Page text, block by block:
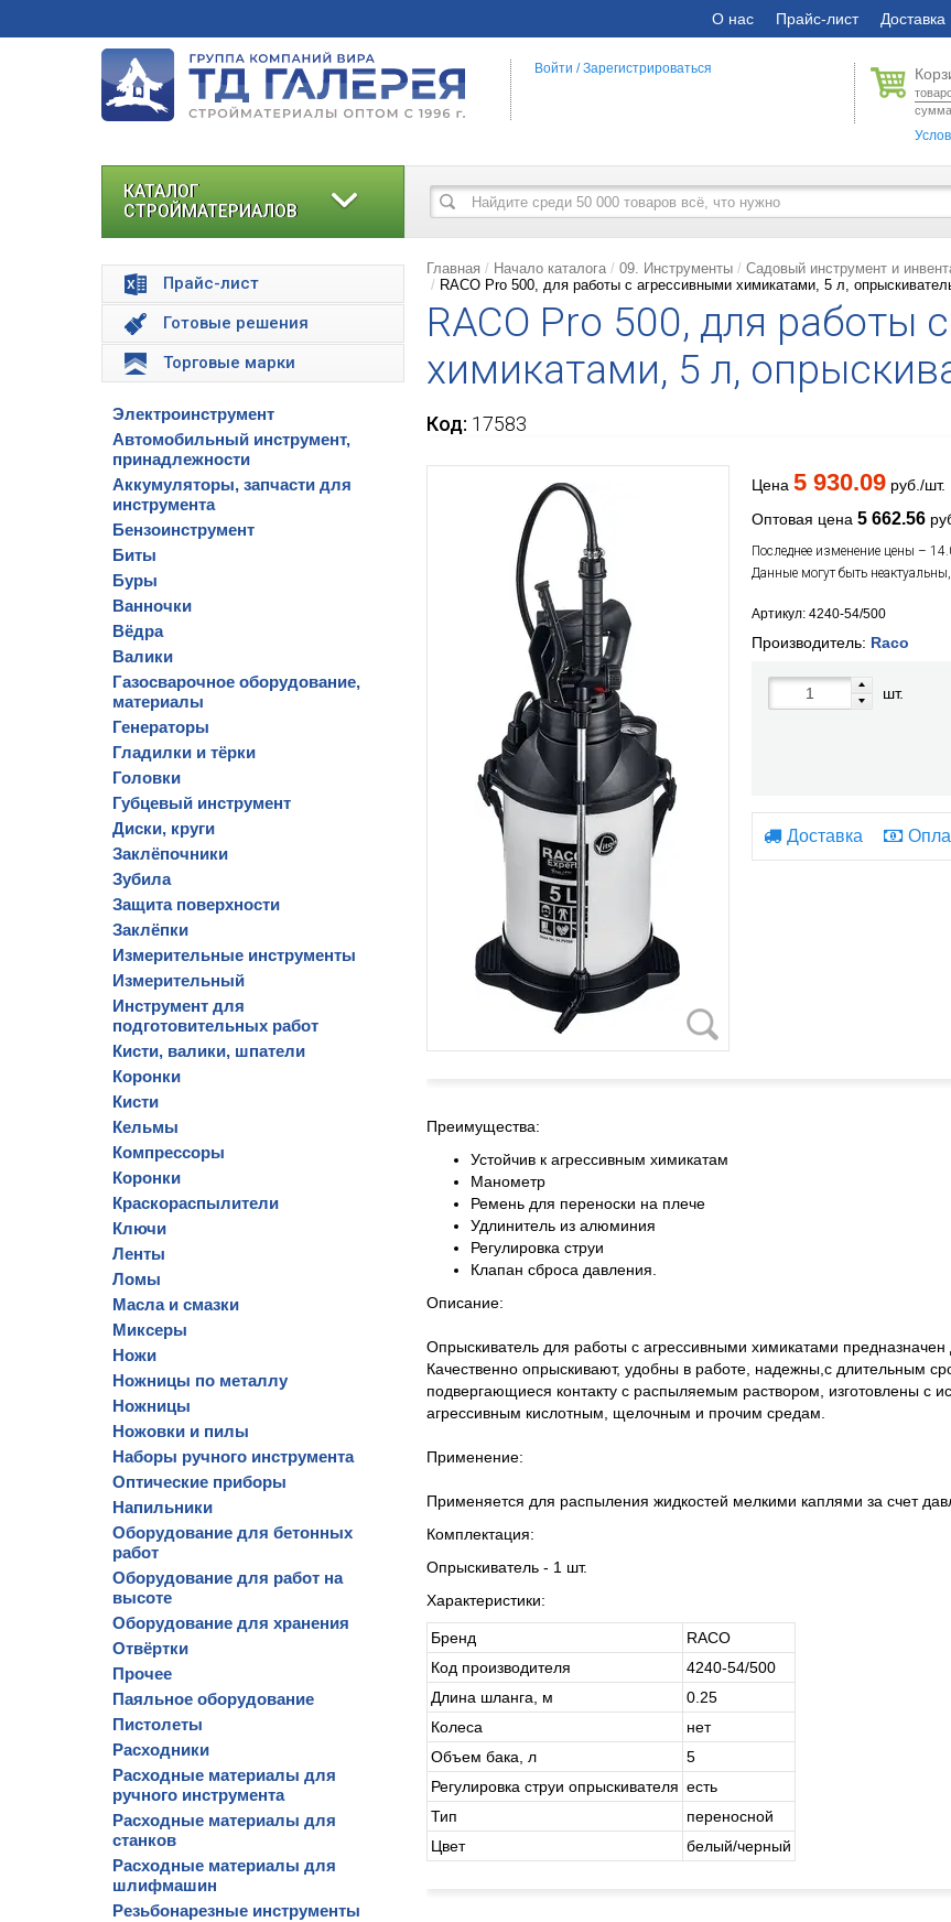
О нас Прайс-лист Доставка
сумма
Войти /Зарегистрироваться
КАТАЛОГ
СТРОЙМАТЕРИАЛОВ
Прайс-лист
Готовые решения
Торговые марки
Электроинструмент
Автомобильный инструмент,
принадлежности
Аккумуляторы, запчасти для
инструмента
Бензоинструмент
Биты
Буры
Ванночки
Вёдра
Валики
Газосварочное оборудование,
материалы
Генераторы
Гладилки и тёрки
Головки
Губцевый инструмент
Диски, круги
Заклёпочники
Зубила
Защита поверхности
Заклёпки
Измерительные инструменты
Измерительный
Инструмент для
подготовительных работ
Кисти, валики, шпатели
Коронки
Кисти
Кельмы
Компрессоры
Коронки
Краскораспылители
Ключи
Ленты
Ломы
Масла и смазки
Миксеры
Ножи
Ножницы по металлу
Ножницы
Ножовки и пилы
Наборы ручного инструмента
Оптические приборы
Напильники
Оборудование для бетонных
работ
Оборудование для работ на
высоте
Оборудование для хранения
Отвёртки
Прочее
Паяльное оборудование
Пистолеты
Расходники
Расходные материалы для
ручного инструмента
Расходные материалы для
станков
Расходные материалы для
шлифмашин
Резьбонарезные инструменты
Главная Начало каталога 09. Инструменты Садовый инструмент и
RACO Pro 500, для работы с агрессивными химикатами, 5 л,
RACO Pro 500, для работы
химикатами, 5 л,
Код: 17583
Цена 5 930.09руб./шт.
Оптовая цена 5 662.56
Последнее изменение цены –
Данные могут быть
Артикул: 4240-54/500
Производитель: Raco
шт.
Доставка
Преимущества:
Устойчив к агрессивным химикатам
Манометр
Ремень для переноски на плече
Удлинитель из алюминия
Регулировка струи
Клапан сброса давления.
Описание:
Опрыскиватель для работы с агрессивными химикатами
Качественно опрыскивают, удобны в работе, надежны,с длительным
подвергающиеся контакту с распыляемым раствором, изготовлены с
агрессивным кислотным, щелочным и прочим средам.
Применение:
Применяется для распыления жидкостей мелкими каплями за счет
Комплектация:
Опрыскиватель - 1 шт.
Характеристики:
Бренд
RACO
Код производителя
4240-54/500
Длина шланга, м
0.25
Колеса
нет
Объем бака, л
5
Регулировка струи опрыскивателя есть
Тип
переносной
Цвет
белый/черный